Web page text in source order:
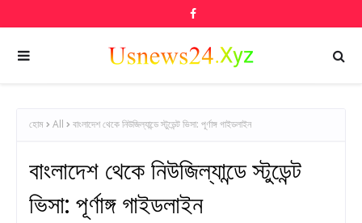
হোম All বাংলাদেশ থেকে নিউজিল্যান্ডে স্টুডেন্ট ভিসা: পূর্ণাঙ্গ গাইডলাইন
বাংলাদেশ থেকে নিউজিল্যান্ডে স্টুডেন্ট
ভিসা: পূর্ণাঙ্গ গাইডলাইন